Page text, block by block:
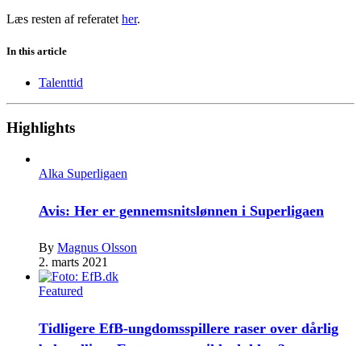
Læs resten af referatet her.
In this article
Talenttid
Highlights
Alka Superligaen
Avis: Her er gennemsnitslønnen i Superligaen
By Magnus Olsson
2. marts 2021
Featured
Tidligere EfB-ungdomsspillere raser over dårlig